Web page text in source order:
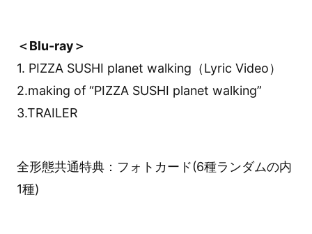
＜Blu-ray＞
1. PIZZA SUSHI planet walking（Lyric Video）
2.making of “PIZZA SUSHI planet walking”
3.TRAILER
全形態共通特典：フォトカード(6種ランダムの内
1種)